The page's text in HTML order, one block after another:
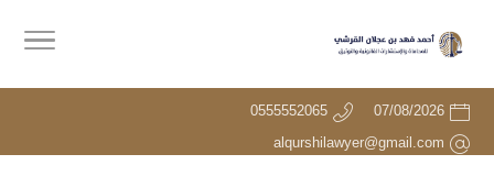
07/08/2026
0555552065
alqurshilawyer@gmail.com